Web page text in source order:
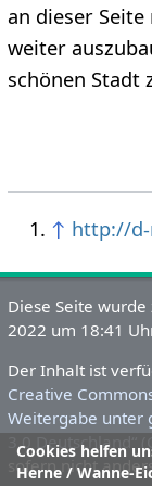
an dieser
weiter
schönen Stadt
↑ http://d-
Cookies helfen
Herne / Wanne-
Diese Seite wurde
2022 um 18:41
Der Inhalt ist
Creative
Weitergabe unter
3.0 Deutschland“
sofern nicht